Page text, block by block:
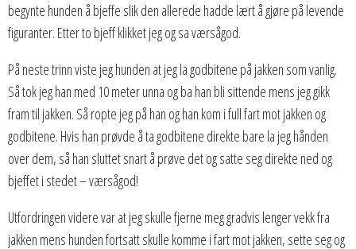
begynte hunden å bjeffe slik den allerede hadde lært å gjøre på levende
figuranter. Etter to bjeff klikket jeg og sa værsågod.
På neste trinn viste jeg hunden at jeg la godbitene på jakken som vanlig.
Så tok jeg han med 10 meter unna og ba han bli sittende mens jeg gikk
fram til jakken. Så ropte jeg på han og han kom i full fart mot jakken og
godbitene. Hvis han prøvde å ta godbitene direkte bare la jeg hånden
over dem, så han sluttet snart å prøve det og satte seg direkte ned og
bjeffet i stedet – værsågod!
Utfordringen videre var at jeg skulle fjerne meg gradvis lenger vekk fra
jakken mens hunden fortsatt skulle komme i fart mot jakken, sette seg og